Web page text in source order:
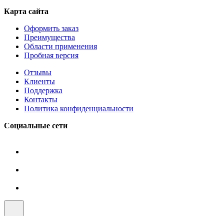
Карта сайта
Оформить заказ
Преимущества
Области применения
Пробная версия
Отзывы
Клиенты
Поддержка
Контакты
Политика конфиденциальности
Социальные сети